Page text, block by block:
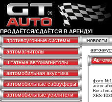
ПРОДАЁТСЯ/СДАЁТСЯ В АРЕНДУ!
противоугонные системы
новости
автомагнитолы
штатные автомагнитолы
автомобильная акустика
автомобильные сабвуферы
автомобильные усилители
фото
XBS-